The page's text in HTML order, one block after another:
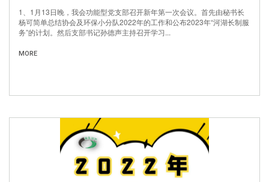
1、1月13日晚，我会功能型党支部召开新年第一次会议。首先由秘书长
杨可简单总结协会及环保小分队2022年的工作和公布2023年“河湖长制服
务”的计划。然后支部书记孙德声主持召开学习...
MORE